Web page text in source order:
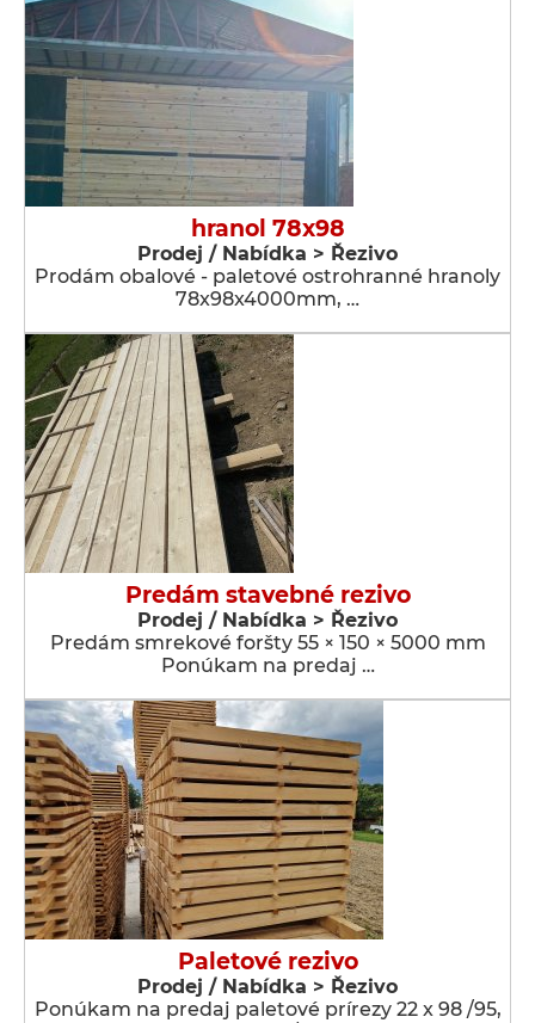
hranol 78x98
Prodej / Nabídka > Řezivo
Prodám obalové - paletové ostrohranné hranoly
78x98x4000mm, …
Predám stavebné rezivo
Prodej / Nabídka > Řezivo
Predám smrekové foršty 55 × 150 × 5000 mm
Ponúkam na predaj …
Paletové rezivo
Prodej / Nabídka > Řezivo
Ponúkam na predaj paletové prírezy 22 x 98 /95,